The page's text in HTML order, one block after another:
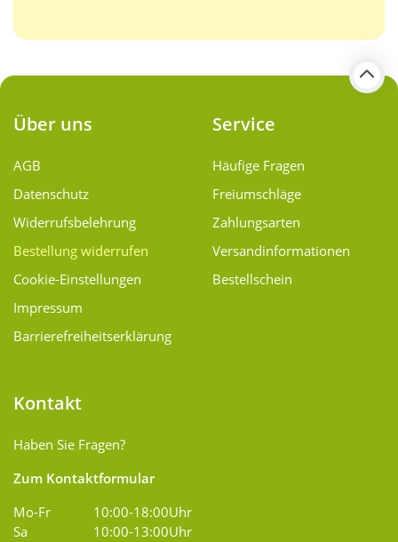
Über uns
AGB
Datenschutz
Widerrufsbelehrung
Bestellung widerrufen
Cookie-Einstellungen
Impressum
Barrierefreiheitserklärung
Service
Häufige Fragen
Freiumschläge
Zahlungsarten
Versand­informationen
Bestellschein
Kontakt
Haben Sie Fragen?
Zum Kontaktformular
Mo-Fr
10:00-18:00Uhr
Sa
10:00-13:00Uhr